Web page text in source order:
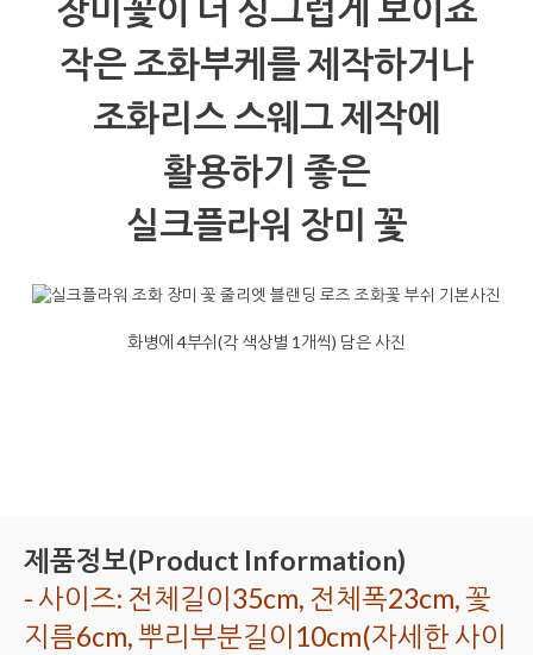
장미꽃이 더 싱그럽게 보이죠
작은 조화부케를 제작하거나
조화리스 스웨그 제작에
활용하기 좋은
실크플라워 장미 꽃
화병에 4부쉬(각 색상별 1개씩) 담은 사진
제품정보(Product Information)
- 사이즈: 전체길이35cm, 전체폭23cm, 꽃
지름6cm, 뿌리부분길이10cm(자세한 사이